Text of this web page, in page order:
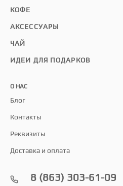
КОФЕ
АКСЕССУАРЫ
ЧАЙ
ИДЕИ ДЛЯ ПОДАРКОВ
О НАС
Блог
Контакты
Реквизиты
Доставка и оплата
8 (863) 303-61-09